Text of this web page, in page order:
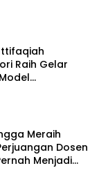
Raih Gelar
Qur’an di UMM
Meraih
Dosen
Menjadi